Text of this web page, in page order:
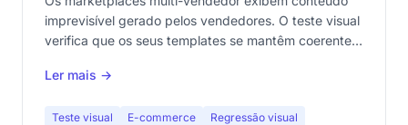
imprevisível gerado pelos vendedores. O teste visual
verifica que os seus templates se mantêm coerentes
QA de e-commerce.
Ler mais →
Teste visual E-commerce
Regressão visual